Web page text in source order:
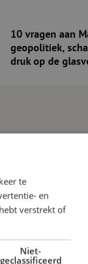
10 vragen aan
geopolitiek,
druk op de
te
en
verstrekt of
Niet-
geclassificeerd